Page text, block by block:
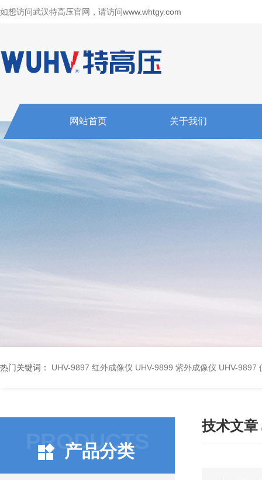
如想访问武汉特高压官网，请访问www.whtgy.com
网站首页 关于我们
热门关键词： UHV-9897 红外成像仪 UHV-9899 紫外成像仪 UHV-9897
PRODUCTS
产品分类
技术文章